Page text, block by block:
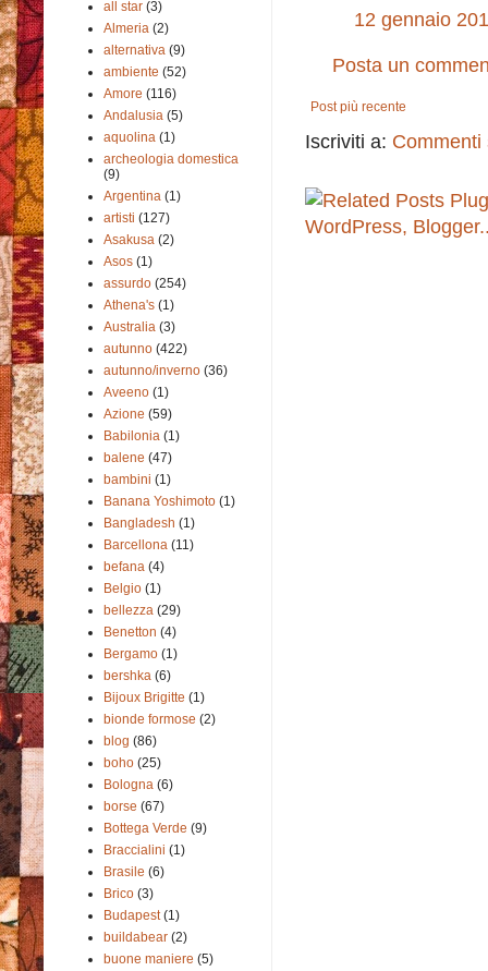
12 gennaio
Posta un
Post più recente
Iscriviti a: Commenti
all star (3)
Almeria (2)
alternativa (9)
ambiente (52)
Amore (116)
Andalusia (5)
aquolina (1)
archeologia domestica
(9)
Argentina (1)
artisti (127)
Asakusa (2)
Asos (1)
assurdo (254)
Athena's (1)
Australia (3)
autunno (422)
autunno/inverno (36)
Aveeno (1)
Azione (59)
Babilonia (1)
balene (47)
bambini (1)
Banana Yoshimoto (1)
Bangladesh (1)
Barcellona (11)
befana (4)
Belgio (1)
bellezza (29)
Benetton (4)
Bergamo (1)
bershka (6)
Bijoux Brigitte (1)
bionde formose (2)
blog (86)
boho (25)
Bologna (6)
borse (67)
Bottega Verde (9)
Braccialini (1)
Brasile (6)
Brico (3)
Budapest (1)
buildabear (2)
buone maniere (5)